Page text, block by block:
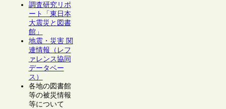
調査研究リポ
ート「東日本
大震災と図書
館」
地震・災害 関
連情報（レフ
ァレンス協同
データベー
ス）
各地の図書館
等の被災情報
等について